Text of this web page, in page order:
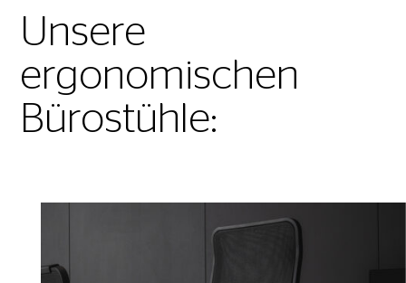
Unsere
ergonomischen
Bürostühle: